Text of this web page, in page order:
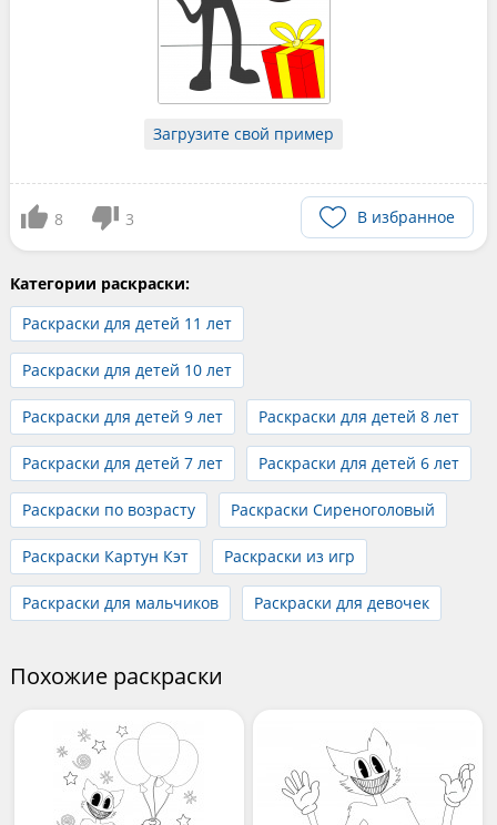
Загрузите свой пример
8 3 В избранное
Категории раскраски:
Раскраски для детей 11 лет
Раскраски для детей 10 лет
Раскраски для детей 9 лет Раскраски для детей 8 лет
Раскраски для детей 7 лет Раскраски для детей 6 лет
Раскраски по возрасту Раскраски Сиреноголовый
Раскраски Картун Кэт Раскраски из игр
Раскраски для мальчиков Раскраски для девочек
Похожие раскраски